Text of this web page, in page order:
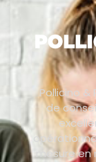
Pollicino &
de
mesure en